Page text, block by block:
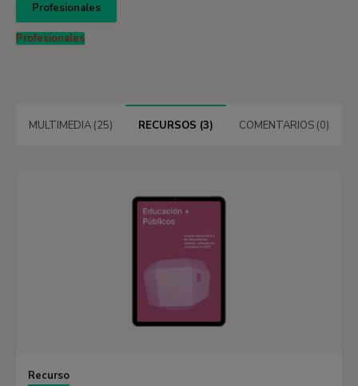
Profesionales
Profesionales
MULTIMEDIA (25) RECURSOS (3) COMENTARIOS (0)
Recurso